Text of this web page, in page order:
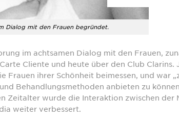
Dialog mit den Frauen begründet.
im achtsamen Dialog mit den Frauen,
Cliente und heute über den Club Clarins.
Frauen ihrer Schönheit beimessen, und war
Behandlungsmethoden anbieten zu
Zeitalter wurde die Interaktion zwischen der
weiter verbessert.